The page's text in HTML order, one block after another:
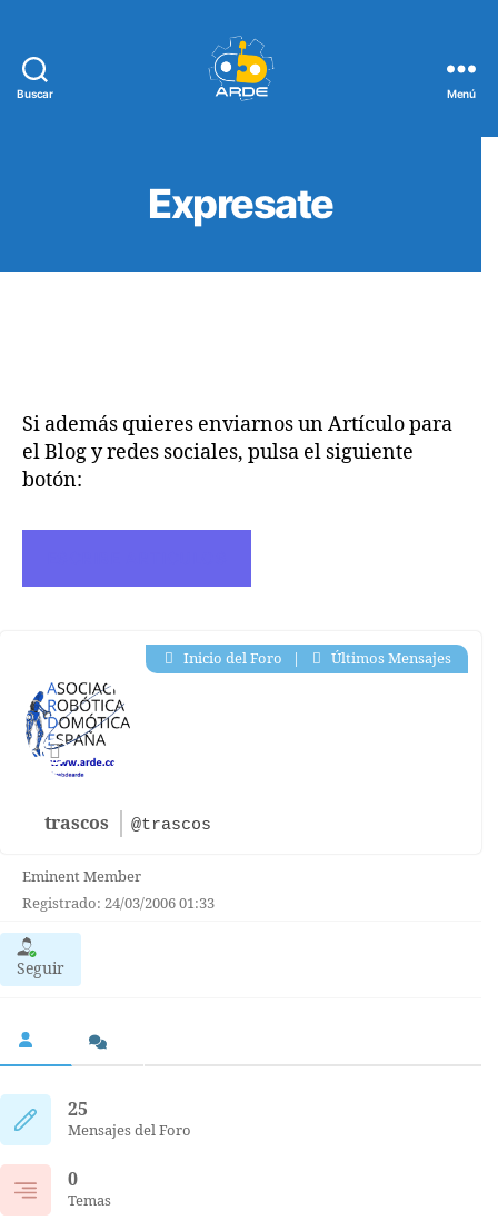
Buscar Menú
Expresate
Si además quieres enviarnos un Artículo para
el Blog y redes sociales, pulsa el siguiente
botón:
trascos @trascos
Inicio del Foro Últimos Mensajes
Eminent Member
Registrado: 24/03/2006 01:33
Seguir
25
Mensajes del Foro
0
Temas